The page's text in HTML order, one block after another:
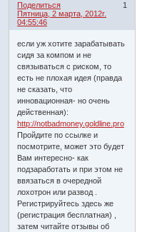
Поделиться
1
Пятница, 2 марта, 2012г.
04:55:46
если уж хотите зарабатывать
сидя за компом и не
связываться с риском, то
есть не плохая идея (правда
не сказать, что
инновационная- но очень
действенная):
http://notbadmoney.goldline.pro
Пройдите по ссылке и
посмотрите, может это будет
Вам интересно- как
подзаработать и при этом не
ввязаться в очередной
лохотрон или развод .
Регистрируйтесь здесь же
(регистрация бесплатная) ,
затем читайте отзывы об